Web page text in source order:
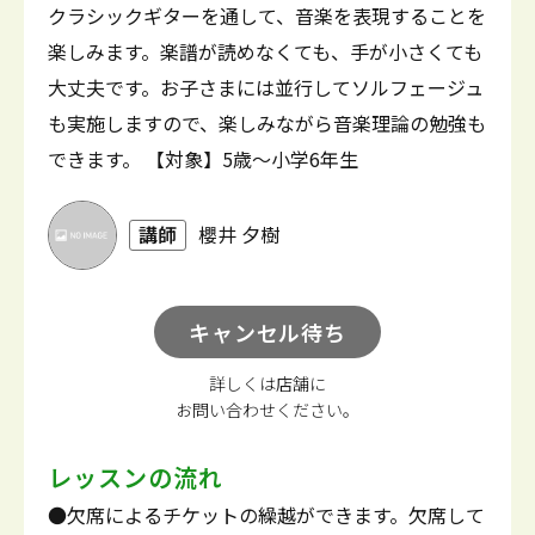
クラシックギターを通して、音楽を表現することを
楽しみます。楽譜が読めなくても、手が小さくても
大丈夫です。お子さまには並行してソルフェージュ
も実施しますので、楽しみながら音楽理論の勉強も
できます。 【対象】5歳～小学6年生
講師 櫻井 夕樹
キャンセル待ち
詳しくは店舗に
お問い合わせください。
レッスンの流れ
●欠席によるチケットの繰越ができます。欠席して